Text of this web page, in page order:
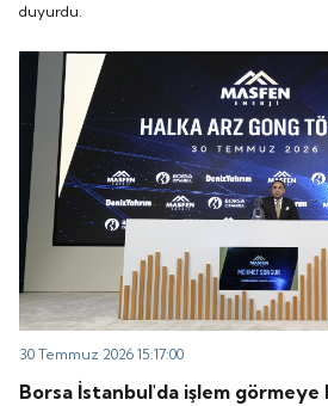
duyurdu.
30 Temmuz 2026 15:17:00
Borsa İstanbul'da işlem görmeye